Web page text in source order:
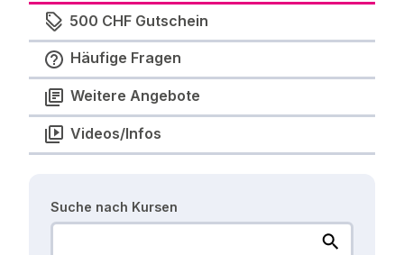
500 CHF Gutschein
Häufige Fragen
Weitere Angebote
Videos/Infos
Suche nach Kursen